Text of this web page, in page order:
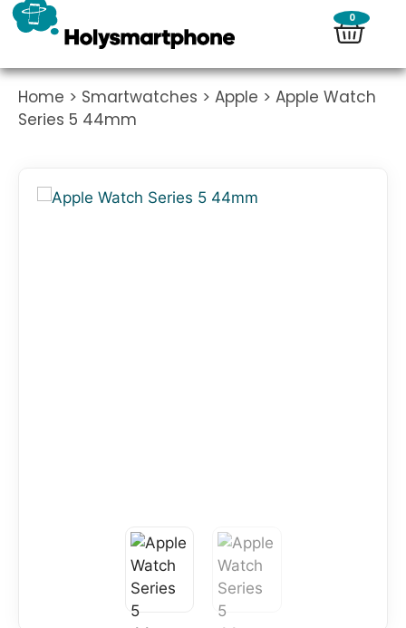
0
Home > Smartwatches > Apple > Apple Watch
Series 5 44mm